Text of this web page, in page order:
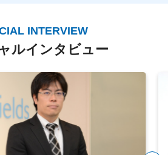
INTERVIEW
ルインタビュー